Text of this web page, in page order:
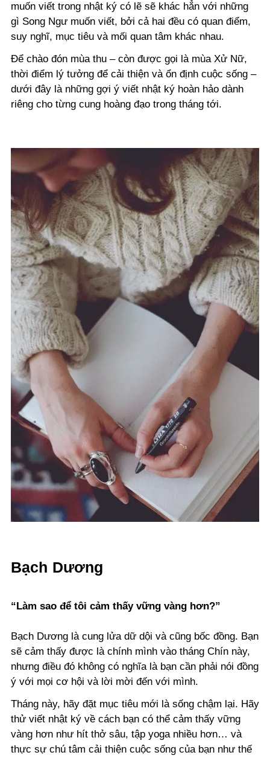
muốn viết trong nhật ký có lẽ sẽ khác hẳn với những
gì Song Ngư muốn viết, bởi cả hai đều có quan điểm,
suy nghĩ, mục tiêu và mối quan tâm khác nhau.
Để chào đón mùa thu – còn được gọi là mùa Xử Nữ,
thời điểm lý tưởng để cải thiện và ổn định cuộc sống –
dưới đây là những gợi ý viết nhật ký hoàn hảo dành
riêng cho từng cung hoàng đạo trong tháng tới.
Bạch Dương
“Làm sao để tôi cảm thấy vững vàng hơn?”
Bạch Dương là cung lửa dữ dội và cũng bốc đồng. Bạn
sẽ cảm thấy được là chính mình vào tháng Chín này,
nhưng điều đó không có nghĩa là bạn cần phải nói đồng
ý với mọi cơ hội và lời mời đến với mình.
Tháng này, hãy đặt mục tiêu mới là sống chậm lại. Hãy
thử viết nhật ký về cách bạn có thể cảm thấy vững
vàng hơn như hít thở sâu, tập yoga nhiều hơn… và
thực sự chú tâm cải thiện cuộc sống của bạn như thế